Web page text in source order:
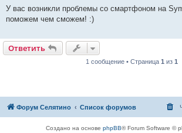
о
щ
и
е
У вас возникли проблемы со смартфоном на
поможем чем сможем! :)
Ответить
1 сообщение • Страница 1 из 1
Форум Селятино Список форумов
Создано на основе phpBB® Forum Software ©